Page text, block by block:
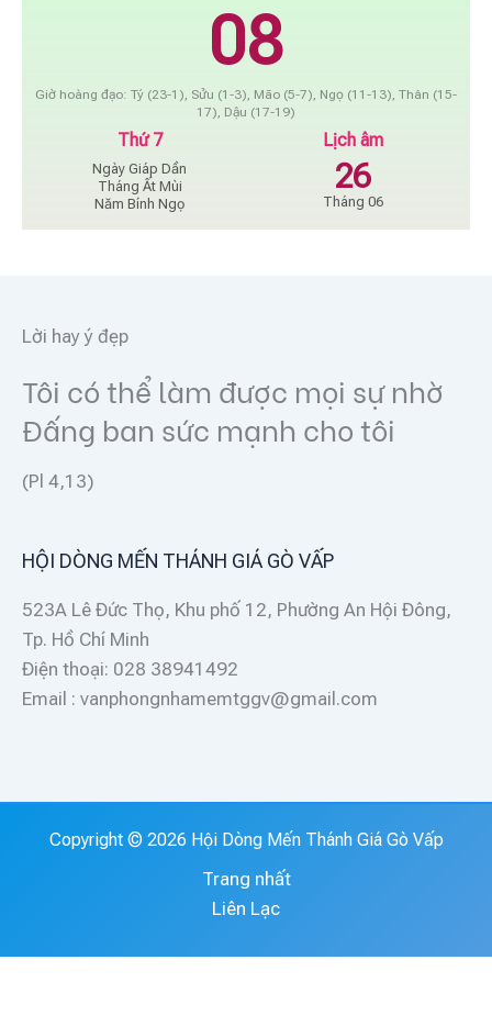
08
Giờ hoàng đạo: Tý (23-1), Sửu (1-3), Mão (5-7), Ngọ (11-13), Thân (15-
17), Dậu (17-19)
Thứ 7
Ngày Giáp Dần
Tháng Ất Mùi
Năm Bính Ngọ
Lịch âm
26
Tháng 06
Lời hay ý đẹp
Tôi có thể làm được mọi sự nhờ
Đấng ban sức mạnh cho tôi
(Pl 4,13)
HỘI DÒNG MẾN THÁNH GIÁ GÒ VẤP
523A Lê Đức Thọ, Khu phố 12, Phường An Hội Đông,
Tp. Hồ Chí Minh
Điện thoại: 028 38941492
Email : vanphongnhamemtggv@gmail.com
Copyright © 2026 Hội Dòng Mến Thánh Giá Gò Vấp
Trang nhất
Liên Lạc